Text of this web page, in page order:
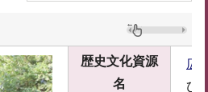
歴史文化資源
名
広
ひ